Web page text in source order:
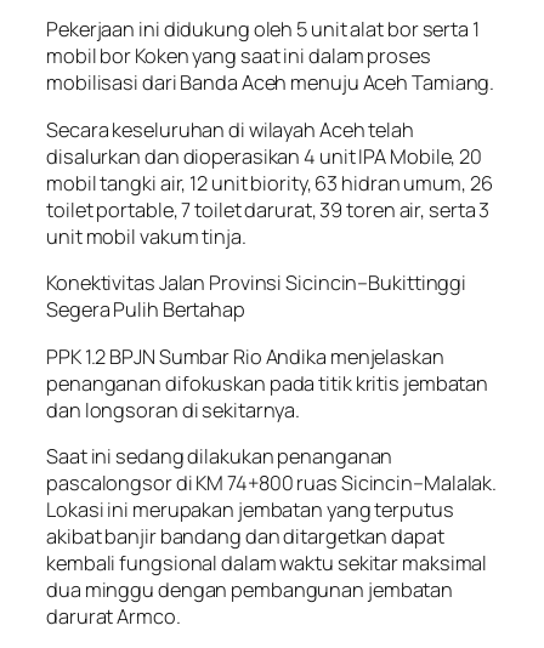
Pekerjaan ini didukung oleh 5 unit alat bor serta 1
mobil bor Koken yang saat ini dalam proses
mobilisasi dari Banda Aceh menuju Aceh Tamiang.
Secara keseluruhan di wilayah Aceh telah
disalurkan dan dioperasikan 4 unit IPA Mobile, 20
mobil tangki air, 12 unit biority, 63 hidran umum, 26
toilet portable, 7 toilet darurat, 39 toren air, serta 3
unit mobil vakum tinja.
Konektivitas Jalan Provinsi Sicincin–Bukittinggi
Segera Pulih Bertahap
PPK 1.2 BPJN Sumbar Rio Andika menjelaskan
penanganan difokuskan pada titik kritis jembatan
dan longsoran di sekitarnya.
Saat ini sedang dilakukan penanganan
pascalongsor di KM 74+800 ruas Sicincin–Malalak.
Lokasi ini merupakan jembatan yang terputus
akibat banjir bandang dan ditargetkan dapat
kembali fungsional dalam waktu sekitar maksimal
dua minggu dengan pembangunan jembatan
darurat Armco.